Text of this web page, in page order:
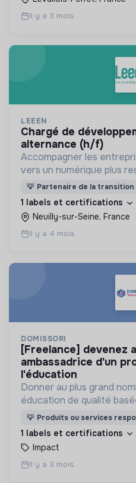
Il y a 3 mois
LEEEN
chargé de développement commercial -
alternance (h/f)
Accompagner les
vers un numérique plus
calculateur et une
développés (IT-Score) et
performance des SI
💡 Partenaire de la transition
1 labels et certifications
Neuilly-sur-Seine, France
Il y a 4 mois
DOMISSORI
[freelance] devenez ambassadeur /
ambassadrice d'un
l'éducation
Donner au plus grand
éducation de qualité
Montessori et au
💡 Produits ou services
1 labels et certifications
Impact
Il y a 3 mois